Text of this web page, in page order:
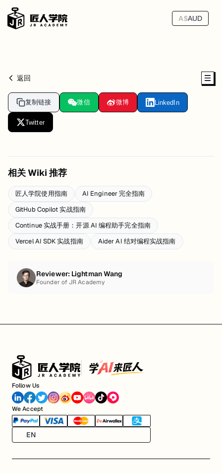
A$AUD
返回
复制链接 微信 微博 LinkedIn
Twitter
相关 Wiki 推荐
匠人学院使用指南
AI Engineer 完全指南
GitHub Copilot 实战指南
Continue 实战手册：开源 AI 编程助手完全指南
Vercel AI SDK 实战指南
Aider AI 结对编程实战指南
Reviewer: Lightman Wang
Founder of JR Academy
Follow Us
We Accept
EN